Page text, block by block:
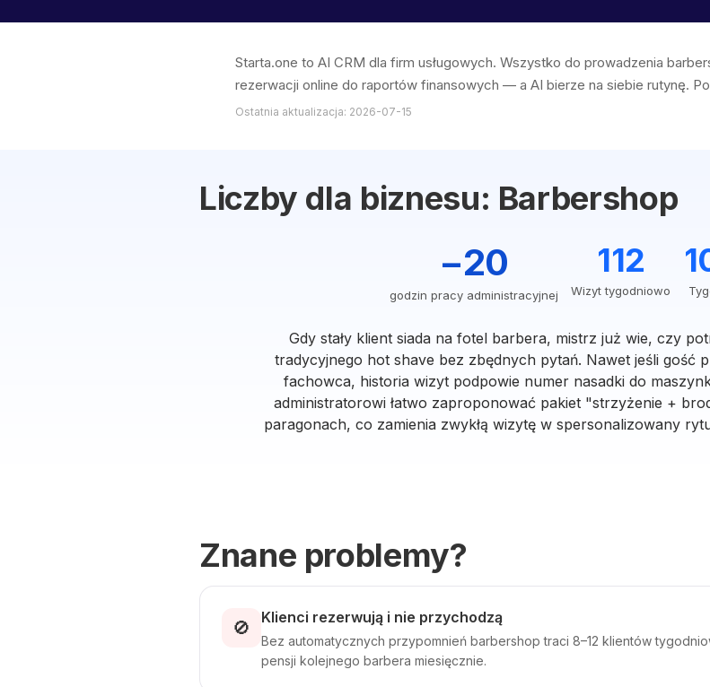
Starta.one to AI CRM dla firm usługowych. Wszystko do prowadzenia
rezerwacji online do raportów finansowych — a AI bierze na siebie rutynę.
Ostatnia aktualizacja: 2026-07-15
Liczby dla biznesu: Barbershop
−20
godzin pracy administracyjnej
112
Wizyt tygodniowo
Gdy stały klient siada na fotel barbera, mistrz już wie, czy
tradycyjnego hot shave bez zbędnych pytań. Nawet jeśli gość
fachowca, historia wizyt podpowie numer nasadki do
administratorowi łatwo zaproponować pakiet "strzyżenie +
paragonach, co zamienia zwykłą wizytę w spersonalizowany
Znane problemy?
🚫 Klienci rezerwują i nie przychodzą
Bez automatycznych przypomnień barbershop traci 8–12 klientów
pensji kolejnego barbera miesięcznie.